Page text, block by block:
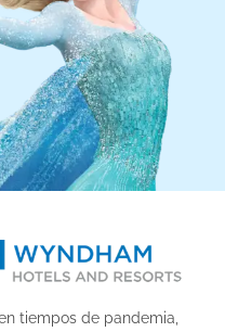
tiempos de pandemia,